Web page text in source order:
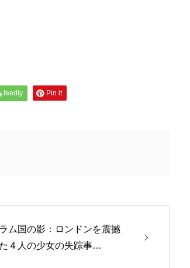
feedly Pin it
ム国の影：ロンドンを震撼
４人の少女の失踪事…